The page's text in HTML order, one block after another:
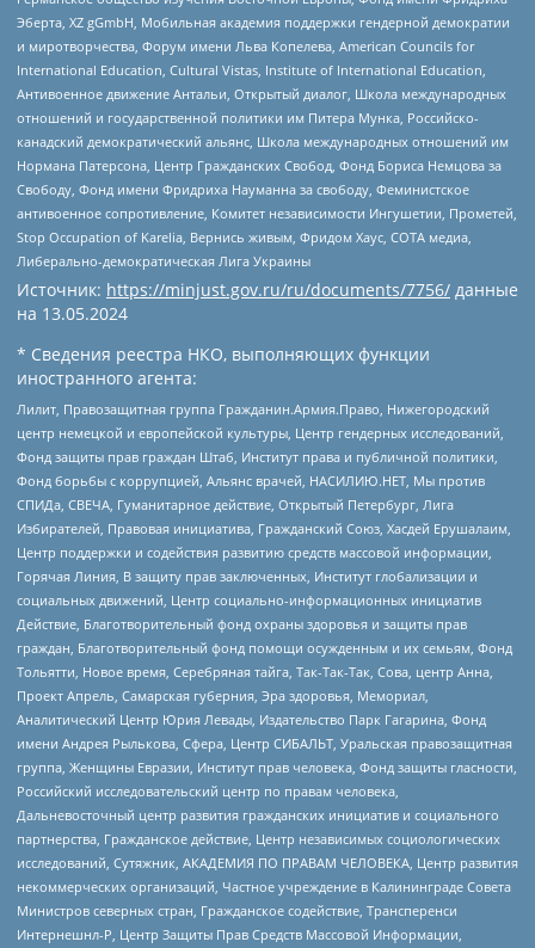
Эберта, XZ gGmbH, Мобильная академия поддержки гендерной демократии
и миротворчества, Форум имени Льва Копелева, American Councils for
International Education, Cultural Vistas, Institute of International Education,
Антивоенное движение Антальи, Открытый диалог, Школа международных
отношений и государственной политики им Питера Мунка, Российско-
канадский демократический альянс, Школа международных отношений им
Нормана Патерсона, Центр Гражданских Свобод, Фонд Бориса Немцова за
Свободу, Фонд имени Фридриха Науманна за свободу, Феминистское
антивоенное сопротивление, Комитет независимости Ингушетии, Прометей,
Stop Occupation of Karelia, Вернись живым, Фридом Хаус, СОТА медиа,
Либерально-демократическая Лига Украины
Источник: https://minjust.gov.ru/ru/documents/7756/ данные
на 13.05.2024
* Сведения реестра НКО, выполняющих функции
иностранного агента:
Лилит, Правозащитная группа Гражданин.Армия.Право, Нижегородский
центр немецкой и европейской культуры, Центр гендерных исследований,
Фонд защиты прав граждан Штаб, Институт права и публичной политики,
Фонд борьбы с коррупцией, Альянс врачей, НАСИЛИЮ.НЕТ, Мы против
СПИДа, СВЕЧА, Гуманитарное действие, Открытый Петербург, Лига
Избирателей, Правовая инициатива, Гражданский Союз, Хасдей Ерушалаим,
Центр поддержки и содействия развитию средств массовой информации,
Горячая Линия, В защиту прав заключенных, Институт глобализации и
социальных движений, Центр социально-информационных инициатив
Действие, Благотворительный фонд охраны здоровья и защиты прав
граждан, Благотворительный фонд помощи осужденным и их семьям, Фонд
Тольятти, Новое время, Серебряная тайга, Так-Так-Так, Сова, центр Анна,
Проект Апрель, Самарская губерния, Эра здоровья, Мемориал,
Аналитический Центр Юрия Левады, Издательство Парк Гагарина, Фонд
имени Андрея Рылькова, Сфера, Центр СИБАЛЬТ, Уральская правозащитная
группа, Женщины Евразии, Институт прав человека, Фонд защиты гласности,
Российский исследовательский центр по правам человека,
Дальневосточный центр развития гражданских инициатив и социального
партнерства, Гражданское действие, Центр независимых социологических
исследований, Сутяжник, АКАДЕМИЯ ПО ПРАВАМ ЧЕЛОВЕКА, Центр развития
некоммерческих организаций, Частное учреждение в Калининграде Совета
Министров северных стран, Гражданское содействие, Трансперенси
Интернешнл-Р, Центр Защиты Прав Средств Массовой Информации,